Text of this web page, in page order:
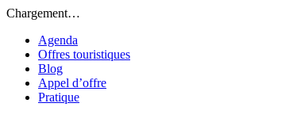
Chargement…
Agenda
Offres touristiques
Blog
Appel d’offre
Pratique